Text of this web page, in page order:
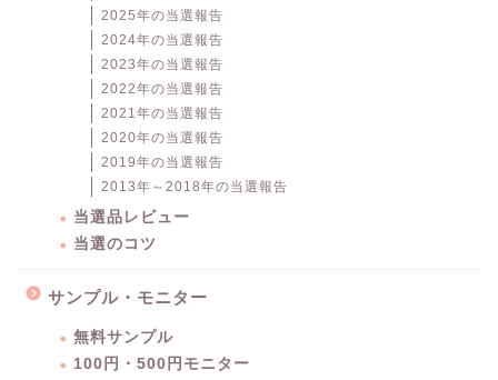
2025年の当選報告
2024年の当選報告
2023年の当選報告
2022年の当選報告
2021年の当選報告
2020年の当選報告
2019年の当選報告
2013年～2018年の当選報告
当選品レビュー
当選のコツ
サンプル・モニター
無料サンプル
100円・500円モニター